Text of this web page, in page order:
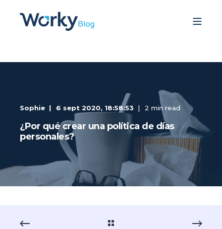
Sophie 6 sept 2020, 18:58:53 2 min read
¿Por qué crear una política de días
personales?